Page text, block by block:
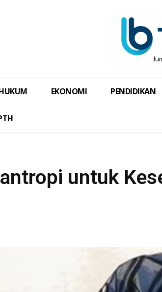
EKONOMI PENDIDIKAN
untuk